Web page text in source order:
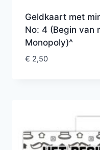
Geldkaart met
No: 4 (Begin van
Monopoly)^
€ 2,50